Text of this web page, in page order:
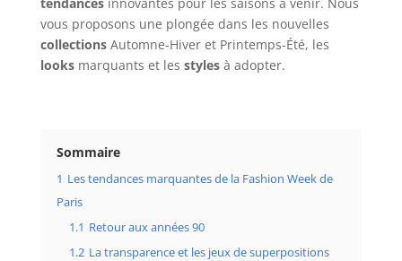
vous proposons une plongée dans les nouvelles
collectionsAutomne-Hiver et Printemps-Été, les
looksmarquants et les stylesà adopter.
Sommaire
1 Les tendances marquantes de la Fashion Week de
Paris
1.1 Retour aux années 90
1.2 La transparence et les jeux de superpositions